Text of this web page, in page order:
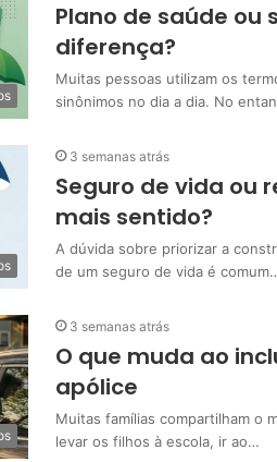
Plano de saúde ou
diferença?
Muitas pessoas utilizam os
sinônimos no dia a dia. No
3 semanas atrás
Seguro de vida ou
mais sentido?
A dúvida sobre priorizar a
de um seguro de vida é
3 semanas atrás
O que muda ao
apólice
Muitas famílias compartilham o
levar os filhos à escola, ir ao…